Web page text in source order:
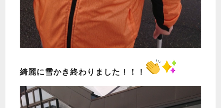
綺麗に雪かき終わりました！！！